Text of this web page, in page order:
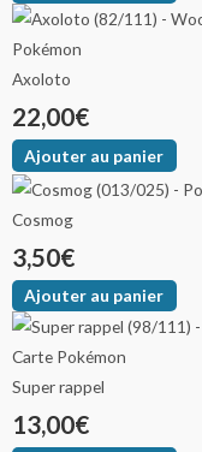
Axoloto
22,00€
Ajouter au panier
Cosmog
3,50€
Ajouter au panier
Super rappel
13,00€